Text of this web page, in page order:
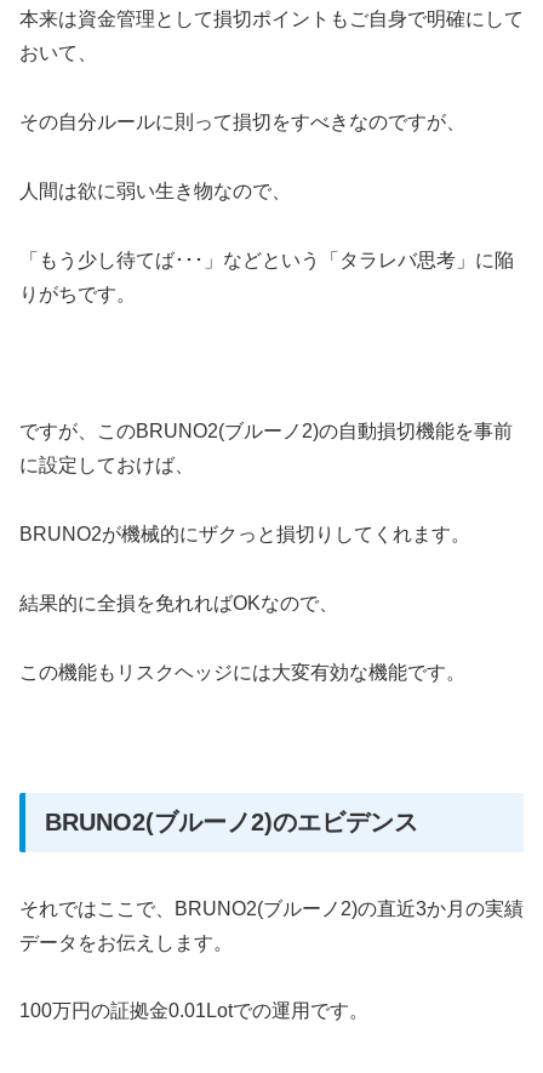
本来は資金管理として損切ポイントもご自身で明確にして
おいて、
その自分ルールに則って損切をすべきなのですが、
人間は欲に弱い生き物なので、
「もう少し待てば･･･」などという「タラレバ思考」に陥
りがちです。
ですが、このBRUNO2(ブルーノ2)の自動損切機能を事前
に設定しておけば、
BRUNO2が機械的にザクっと損切りしてくれます。
結果的に全損を免れればOKなので、
この機能もリスクヘッジには大変有効な機能です。
BRUNO2(ブルーノ2)のエビデンス
それではここで、BRUNO2(ブルーノ2)の直近3か月の実績
データをお伝えします。
100万円の証拠金0.01Lotでの運用です。